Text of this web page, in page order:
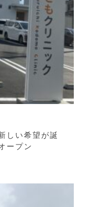
しい希望が誕
ープン